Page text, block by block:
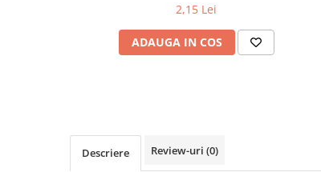
2,15 Lei
ADAUGA IN COS
Descriere Review-uri (0)